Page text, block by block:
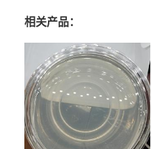
相关产品：